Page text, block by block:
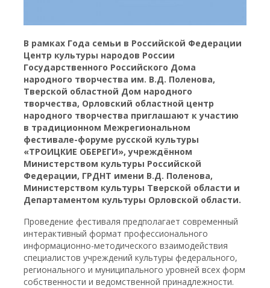
В рамках Года семьи в Российской Федерации
Центр культуры народов России
Государственного Российского Дома
народного творчества им. В.Д. Поленова,
Тверской областной Дом народного
творчества, Орловский областной центр
народного творчества приглашают к участию
в традиционном Межрегиональном
фестивале-форуме русской культуры
«ТРОИЦКИЕ ОБЕРЕГИ», учреждённом
Министерством культуры Российской
Федерации, ГРДНТ имени В.Д. Поленова,
Министерством культуры Тверской области и
Департаментом культуры Орловской области.
Проведение фестиваля предполагает современный
интерактивный формат профессионального
информационно-методического взаимодействия
специалистов учреждений культуры федерального,
регионального и муниципального уровней всех форм
собственности и ведомственной принадлежности.